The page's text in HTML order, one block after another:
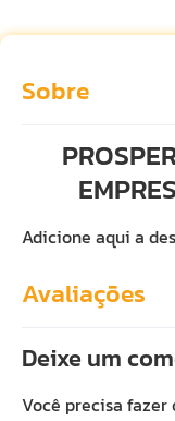
Sobre
Adicione aqui a
Avaliações
Deixe um
Você precisa fazer